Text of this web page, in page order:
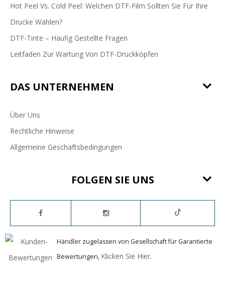
Hot Peel Vs. Cold Peel: Welchen DTF-Film Sollten Sie Für Ihre
Drucke Wählen?
DTF-Tinte – Häufig Gestellte Fragen
Leitfaden Zur Wartung Von DTF-Druckköpfen
DAS UNTERNEHMEN
Über Uns
Rechtliche Hinweise
Allgemeine Geschäftsbedingungen
FOLGEN SIE UNS
Händler zugelassen von Gesellschaft für Garantierte
Bewertungen, Klicken Sie Hier.